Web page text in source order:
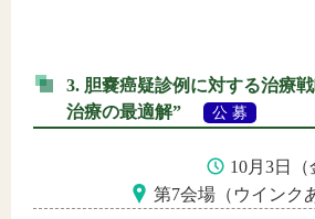
3. 胆嚢癌疑診例に対する治療
治療の最適解”
公 募
10月3日
第7会場（ウインク